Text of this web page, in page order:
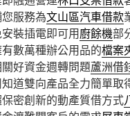
服務為文山區汽車借款
裝插電即可用廚餘機部
數萬種辦公用品的檔案
好資金週轉問題蘆洲借
道雙向產品全力簡單取
密創新的動產質借方式